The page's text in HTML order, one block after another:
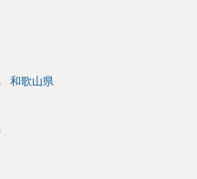
和歌山県